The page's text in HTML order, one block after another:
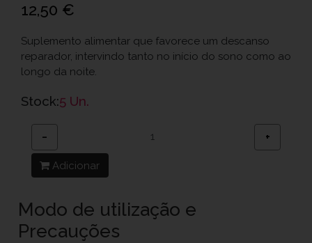
12,50 €
Suplemento alimentar que favorece um descanso
reparador, intervindo tanto no início do sono como ao
longo da noite.
Stock:5 Un.
− +
Adicionar
Modo de utilização e
Precauções